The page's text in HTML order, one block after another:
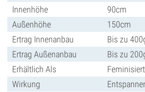
Innenhöhe
90cm
Außenhöhe
150cm
Ertrag Innenanbau
Bis zu
Ertrag Außenanbau
Bis zu
Erhältlich Als
Wirkung